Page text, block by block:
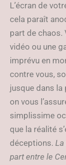
L’écran de
cela paraît
part de chaos.
vidéo ou une
imprévu en
contre vous,
jusque dans la
on vous
simplissime
que la réalité
déceptions. La
part entre le